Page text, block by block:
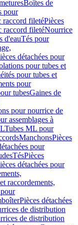
Boîtes de
pour
raccord filetéPièces
raccord filetéNourrice
d'eauTés pour
détachées pour
pour tubes et
pour tubes et
pour
tubesGaines de
pour nourrice de
assemblages à
Tubes ML pour
ManchonsPièces
pour
TésPièces
détachées pour
raccordements,
Pièces détachées
de distribution
de distribution